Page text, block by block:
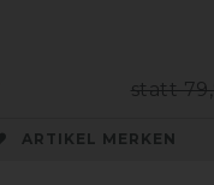
statt
ARTIKEL MERKEN